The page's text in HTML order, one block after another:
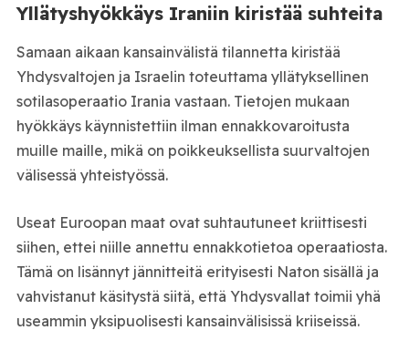
Yllätyshyökkäys Iraniin kiristää suhteita
Samaan aikaan kansainvälistä tilannetta kiristää
Yhdysvaltojen ja Israelin toteuttama yllätyksellinen
sotilasoperaatio Irania vastaan. Tietojen mukaan
hyökkäys käynnistettiin ilman ennakkovaroitusta
muille maille, mikä on poikkeuksellista suurvaltojen
välisessä yhteistyössä.
Useat Euroopan maat ovat suhtautuneet kriittisesti
siihen, ettei niille annettu ennakkotietoa operaatiosta.
Tämä on lisännyt jännitteitä erityisesti Naton sisällä ja
vahvistanut käsitystä siitä, että Yhdysvallat toimii yhä
useammin yksipuolisesti kansainvälisissä kriiseissä.